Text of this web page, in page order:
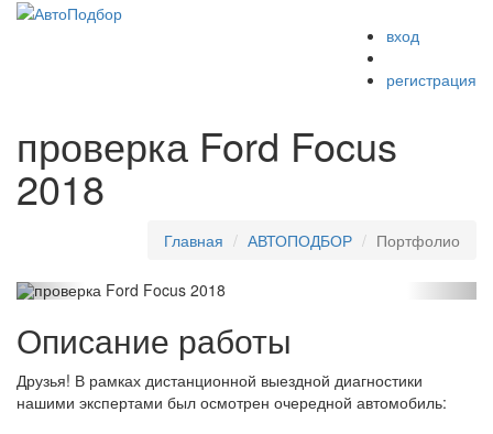
вход
регистрация
проверка Ford Focus
2018
Главная АВТОПОДБОР Портфолио
Описание работы
Друзья! В рамках дистанционной выездной диагностики
нашими экспертами был осмотрен очередной автомобиль: